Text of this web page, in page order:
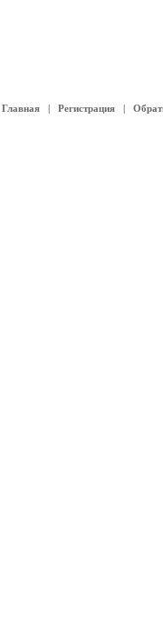
Главная| Регистрация|